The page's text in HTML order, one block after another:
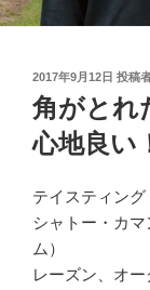
投
稿
日:
2017年9月12日 投稿
角がとれ
心地良い
テイスティング
シャトー・カマ
ム）
レーズン、オ